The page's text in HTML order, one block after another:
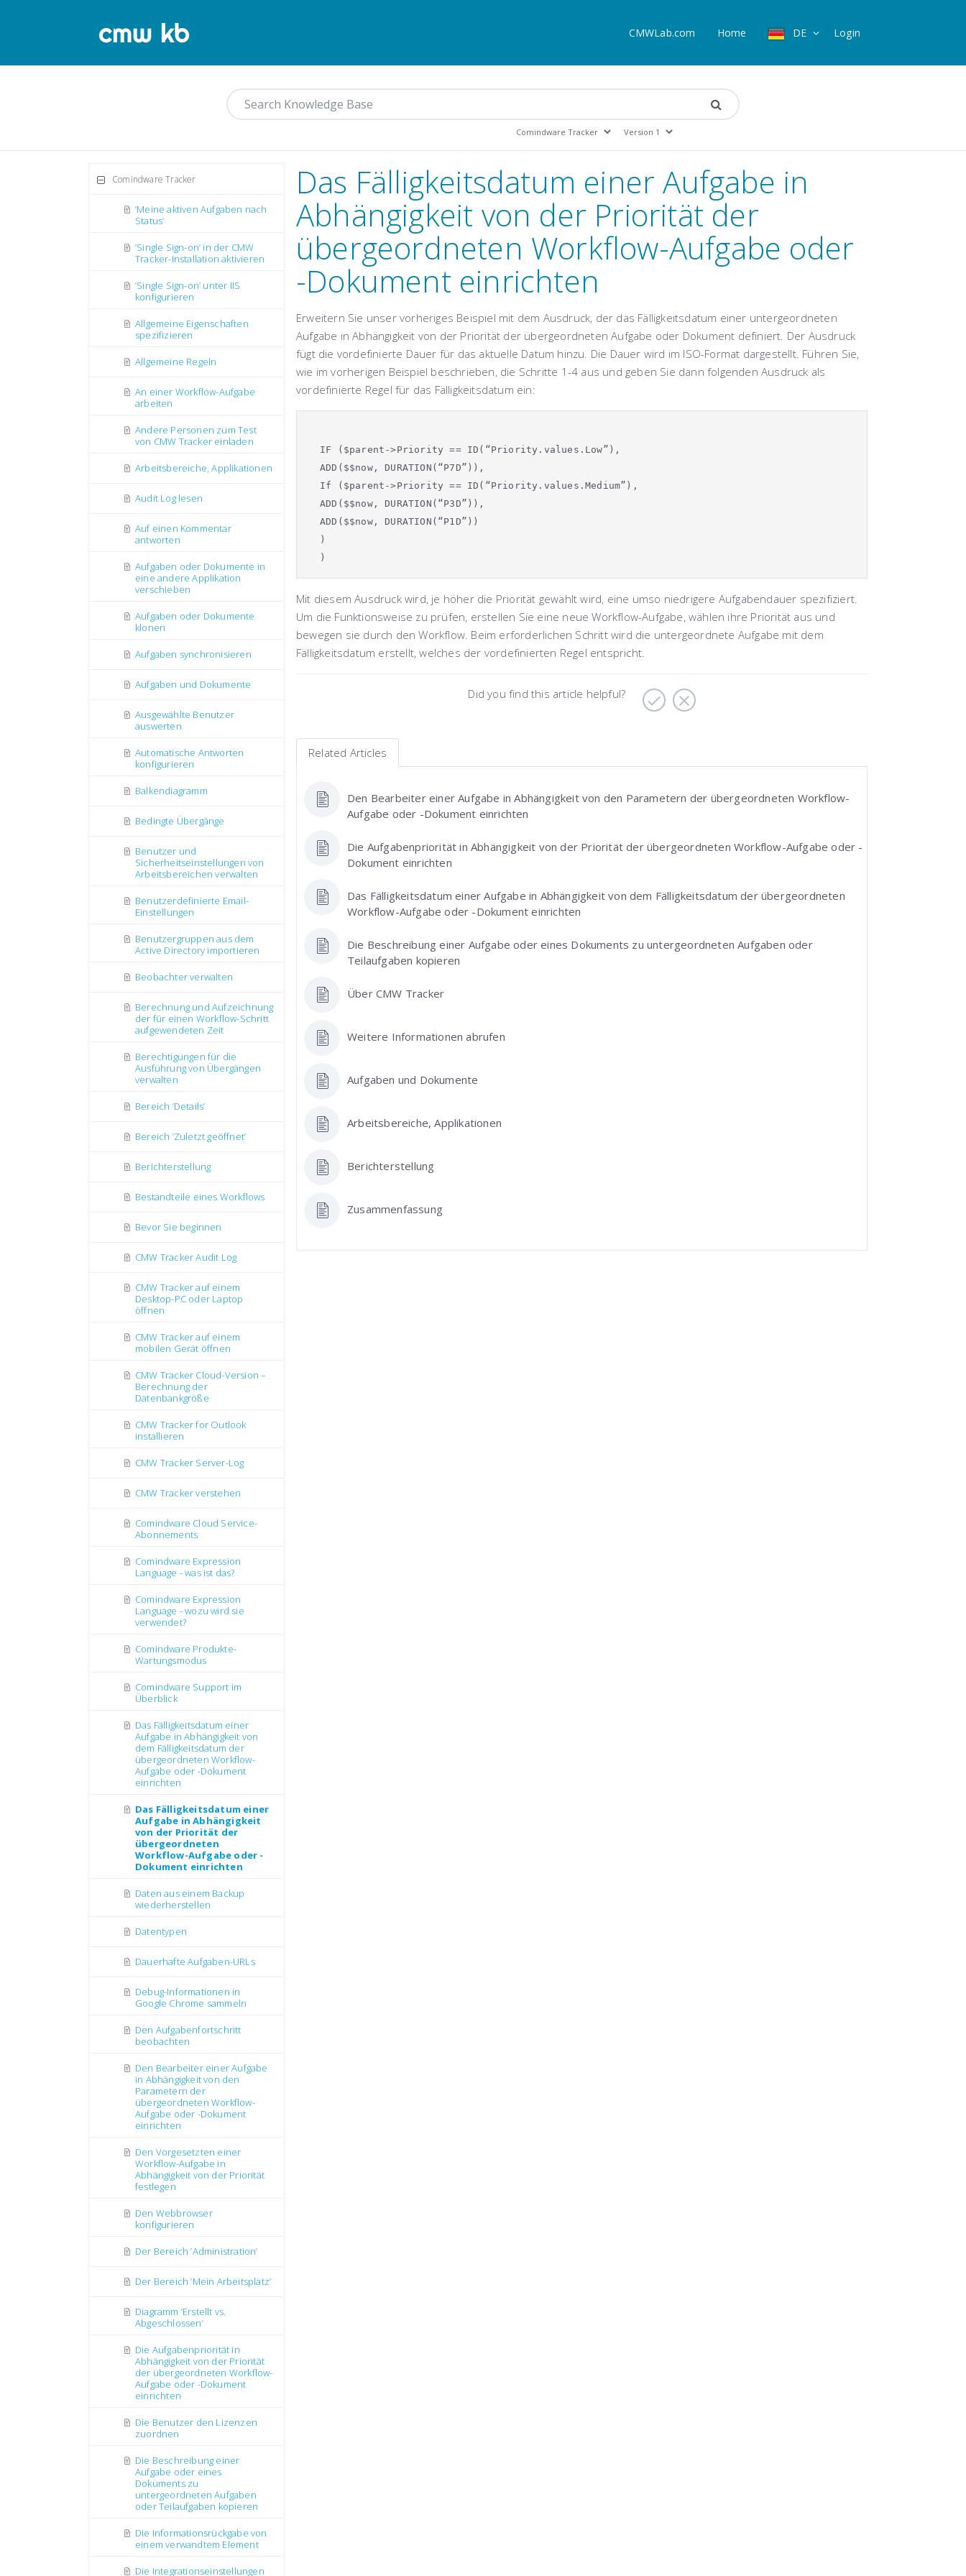
CMWLab.com Home DE Login
Comindware Tracker
’Meine aktiven Aufgaben nach
Status’
’Single Sign-on’ in der CMW
Tracker-Installation aktivieren
’Single Sign-on’ unter IIS
konfigurieren
Allgemeine Eigenschaften
spezifizieren
Allgemeine Regeln
An einer Workflow-Aufgabe
arbeiten
Andere Personen zum Test
von CMW Tracker einladen
Arbeitsbereiche, Applikationen
Audit Log lesen
Auf einen Kommentar
antworten
Aufgaben oder Dokumente in
eine andere Applikation
verschieben
Aufgaben oder Dokumente
klonen
Aufgaben synchronisieren
Aufgaben und Dokumente
Ausgewählte Benutzer
auswerten
Automatische Antworten
konfigurieren
Balkendiagramm
Bedingte Übergänge
Benutzer und
Sicherheitseinstellungen von
Arbeitsbereichen verwalten
Benutzerdefinierte Email-
Einstellungen
Benutzergruppen aus dem
Active Directory importieren
Beobachter verwalten
Berechnung und Aufzeichnung
der für einen Workflow-Schritt
aufgewendeten Zeit
Berechtigungen für die
Ausführung von Übergängen
verwalten
Bereich ’Details’
Bereich ’Zuletzt geöffnet’
Berichterstellung
Bestandteile eines Workflows
Bevor Sie beginnen
CMW Tracker Audit Log
CMW Tracker auf einem
Desktop-PC oder Laptop
öffnen
CMW Tracker auf einem
mobilen Gerät öffnen
CMW Tracker Cloud-Version –
Berechnung der
Datenbankgröße
CMW Tracker for Outlook
installieren
CMW Tracker Server-Log
CMW Tracker verstehen
Comindware Cloud Service-
Abonnements
Comindware Expression
Language - was ist das?
Comindware Expression
Language - wozu wird sie
verwendet?
Comindware Produkte-
Wartungsmodus
Comindware Support im
Überblick
Das Fälligkeitsdatum einer
Aufgabe in Abhängigkeit von
dem Fälligkeitsdatum der
übergeordneten Workflow-
Aufgabe oder -Dokument
einrichten
Das Fälligkeitsdatum einer
Aufgabe in Abhängigkeit
von der Priorität der
übergeordneten
Workflow-Aufgabe oder -
Dokument einrichten
Daten aus einem Backup
wiederherstellen
Datentypen
Dauerhafte Aufgaben-URLs
Debug-Informationen in
Google Chrome sammeln
Den Aufgabenfortschritt
beobachten
Den Bearbeiter einer Aufgabe
in Abhängigkeit von den
Parametern der
übergeordneten Workflow-
Aufgabe oder -Dokument
einrichten
Den Vorgesetzten einer
Workflow-Aufgabe in
Abhängigkeit von der Priorität
festlegen
Den Webbrowser
konfigurieren
Der Bereich ’Administration’
Der Bereich ’Mein Arbeitsplatz’
Diagramm ’Erstellt vs.
Abgeschlossen’
Die Aufgabenpriorität in
Abhängigkeit von der Priorität
der übergeordneten Workflow-
Aufgabe oder -Dokument
einrichten
Die Benutzer den Lizenzen
zuordnen
Die Beschreibung einer
Aufgabe oder eines
Dokuments zu
untergeordneten Aufgaben
oder Teilaufgaben kopieren
Die Informationsrückgabe von
einem verwandtem Element
Die Integrationseinstellungen
Das Fälligkeitsdatum einer Aufgabe in
Abhängigkeit von der Priorität der
übergeordneten Workflow-Aufgabe oder
-Dokument einrichten
Erweitern Sie unser vorheriges Beispiel mit dem Ausdruck, der das Fälligkeitsdatum einer untergeordneten
Aufgabe in Abhängigkeit von der Priorität der übergeordneten Aufgabe oder Dokument definiert. Der Ausdruck
fügt die vordefinierte Dauer für das aktuelle Datum hinzu. Die Dauer wird im ISO-Format dargestellt. Führen Sie,
wie im vorherigen Beispiel beschrieben, die Schritte 1-4 aus und geben Sie dann folgenden Ausdruck als
vordefinierte Regel für das Fälligkeitsdatum ein:
IF ($parent->Priority == ID(“Priority.values.Low”),
ADD($$now, DURATION(“P7D”)),
If ($parent->Priority == ID(“Priority.values.Medium”),
ADD($$now, DURATION(“P3D”)),
ADD($$now, DURATION(“P1D”))
)
)
Mit diesem Ausdruck wird, je höher die Priorität gewählt wird, eine umso niedrigere Aufgabendauer spezifiziert.
Um die Funktionsweise zu prüfen, erstellen Sie eine neue Workflow-Aufgabe, wählen ihre Priorität aus und
bewegen sie durch den Workflow. Beim erforderlichen Schritt wird die untergeordnete Aufgabe mit dem
Fälligkeitsdatum erstellt, welches der vordefinierten Regel entspricht.
Did you find this article helpful?
Related Articles
Den Bearbeiter einer Aufgabe in Abhängigkeit von den Parametern der übergeordneten Workflow-
Aufgabe oder -Dokument einrichten
Die Aufgabenpriorität in Abhängigkeit von der Priorität der übergeordneten Workflow-Aufgabe oder -
Dokument einrichten
Das Fälligkeitsdatum einer Aufgabe in Abhängigkeit von dem Fälligkeitsdatum der übergeordneten
Workflow-Aufgabe oder -Dokument einrichten
Die Beschreibung einer Aufgabe oder eines Dokuments zu untergeordneten Aufgaben oder
Teilaufgaben kopieren
Über CMW Tracker
Weitere Informationen abrufen
Aufgaben und Dokumente
Arbeitsbereiche, Applikationen
Berichterstellung
Zusammenfassung